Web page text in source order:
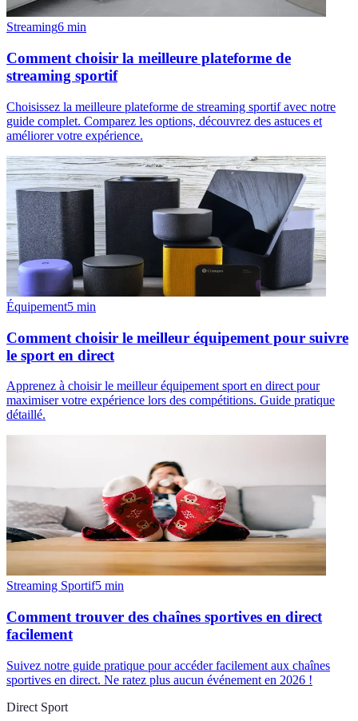
Streaming6 min
Comment choisir la meilleure plateforme de
streaming sportif
Choisissez la meilleure plateforme de streaming sportif avec notre
guide complet. Comparez les options, découvrez des astuces et
améliorer votre expérience.
Équipement5 min
Comment choisir le meilleur équipement pour suivre
le sport en direct
Apprenez à choisir le meilleur équipement sport en direct pour
maximiser votre expérience lors des compétitions. Guide pratique
détaillé.
Streaming Sportif5 min
Comment trouver des chaînes sportives en direct
facilement
Suivez notre guide pratique pour accéder facilement aux chaînes
sportives en direct. Ne ratez plus aucun événement en 2026 !
Direct Sport